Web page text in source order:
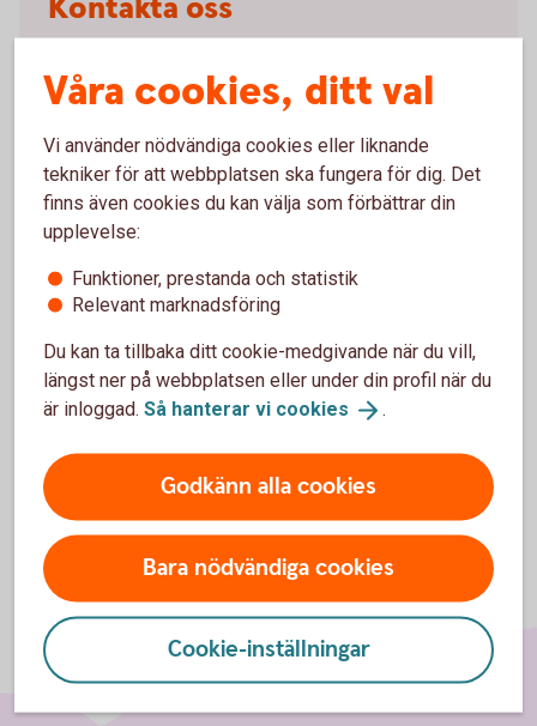
Kontakta oss
Klagomål och reklamationer
Om du inte ärnöjd
Om du har frågor
Kontakta oss om våravärdepapperstjänster
Våra cookies, ditt val
Vi använder nödvändiga cookies eller liknande
tekniker för att webbplatsen ska fungera för dig. Det
finns även cookies du kan välja som förbättrar din
upplevelse:
Funktioner, prestanda och statistik
Relevant marknadsföring
Du kan ta tillbaka ditt cookie-medgivande när du vill,
längst ner på webbplatsen eller under din profil när du
är inloggad. Så hanterar vi cookies .
Godkänn alla cookies
Bara nödvändiga cookies
Cookie-inställningar